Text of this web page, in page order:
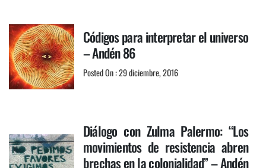
Códigos para interpretar el universo
– Andén 86
Posted On : 29 diciembre, 2016
Diálogo con Zulma Palermo: “Los
movimientos de resistencia abren
brechas en la colonialidad” – Andén